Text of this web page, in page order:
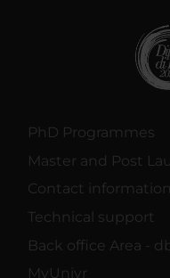
PhD Programmes
Master and Post
Contact information
Technical support
Back office Area -
MyUnivr